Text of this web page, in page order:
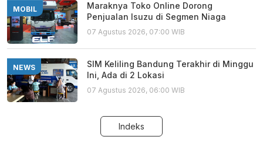
MOBIL
Maraknya Toko Online Dorong
Penjualan Isuzu di Segmen Niaga
07 Agustus 2026, 07:00 WIB
NEWS
SIM Keliling Bandung Terakhir di Minggu
Ini, Ada di 2 Lokasi
07 Agustus 2026, 06:00 WIB
Indeks